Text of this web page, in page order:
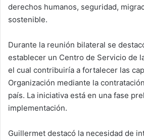
derechos humanos, seguridad,
sostenible.
Durante la reunión bilateral se
establecer un Centro de Servicio de
el cual contribuiría a fortalecer las
Organización mediante la
país. La iniciativa está en una fase
implementación.
Guillermet destacó la necesidad de